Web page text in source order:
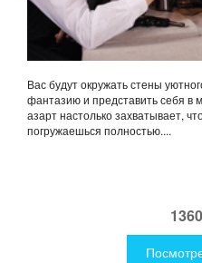
Вас будут окружать стены
фантазию и представить себя в
азарт настолько захватывает,
погружаешься полностью....